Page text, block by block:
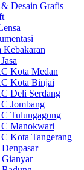
Desain Grafis
Kebakaran
Kota Medan
Kota Binjai
Deli Serdang
Jombang
Tulungagung
Manokwari
Kota Tangerang